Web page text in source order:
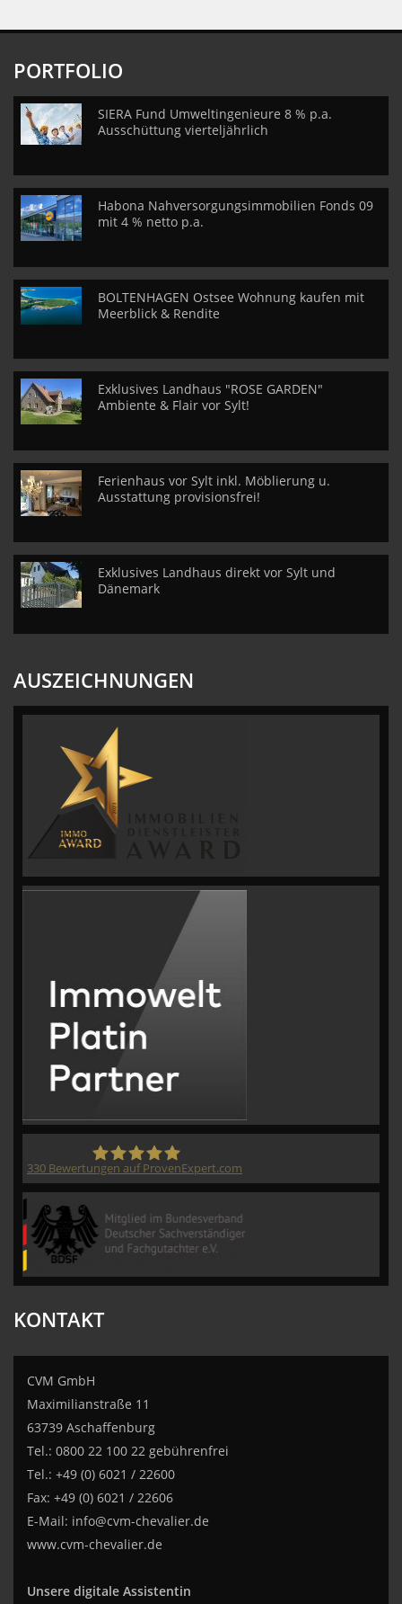
PORTFOLIO
SIERA Fund Umweltingenieure 8 % p.a.
Ausschüttung vierteljährlich
Habona Nahversorgungsimmobilien Fonds 09
mit 4 % netto p.a.
BOLTENHAGEN Ostsee Wohnung kaufen mit
Meerblick & Rendite
Exklusives Landhaus "ROSE GARDEN"
Ambiente & Flair vor Sylt!
Ferienhaus vor Sylt inkl. Möblierung u.
Ausstattung provisionsfrei!
Exklusives Landhaus direkt vor Sylt und
Dänemark
AUSZEICHNUNGEN
330 Bewertungen auf ProvenExpert.com
KONTAKT
CVM GmbH
Maximilianstraße 11
63739 Aschaffenburg
Tel.: 0800 22 100 22 gebührenfrei
Tel.: +49 (0) 6021 / 22600
Fax: +49 (0) 6021 / 22606
E-Mail: info@cvm-chevalier.de
www.cvm-chevalier.de
Unsere digitale Assistentin